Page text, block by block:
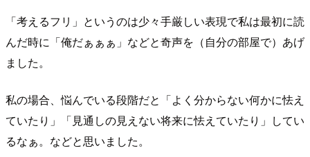
「考えるフリ」というのは少々手厳しい表現で私は最初に読
んだ時に「俺だぁぁぁ」などと奇声を（自分の部屋で）あげ
ました。
私の場合、悩んでいる段階だと「よく分からない何かに怯え
ていたり」「見通しの見えない将来に怯えていたり」してい
るなぁ。などと思いました。